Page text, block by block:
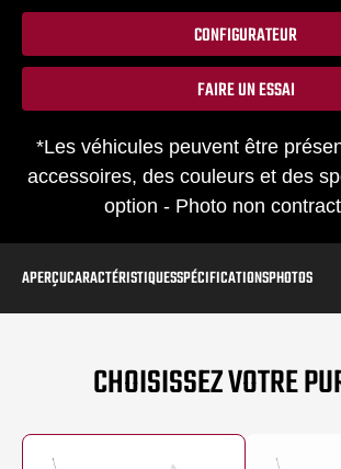
CONFIGURATEUR
FAIRE UN ESSAI
*Les véhicules peuvent être
accessoires, des couleurs et des
option - Photo non
APERÇUCARACTÉRISTIQUESSPÉCIFICATIONSPHOTOS
CHOISISSEZ VOTRE